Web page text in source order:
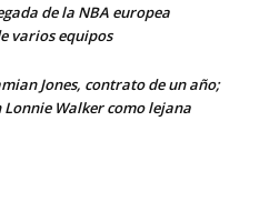
de la NBA europea
varios equipos
Jones, contrato de un año;
Walker como lejana